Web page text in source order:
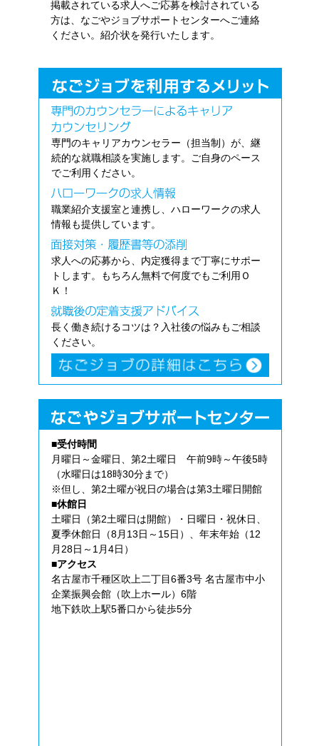
掲載されている求人へご応募を検討されている
方は、なごやジョブサポートセンターへご連絡
ください。紹介状を発行いたします。
専門のキャリアカウンセラー（担当制）が、継
続的な就職相談を実施します。ご自身のペース
でご利用ください。
職業紹介支援室と連携し、ハローワークの求人
情報も提供しています。
求人への応募から、内定獲得まで丁寧にサポー
トします。もちろん無料で何度でもご利用Ｏ
Ｋ！
長く働き続けるコツは？入社後の悩みもご相談
ください。
■受付時間
月曜日～金曜日、第2土曜日 午前9時～午後5時
（水曜日は18時30分まで）
※但し、第2土曜が祝日の場合は第3土曜日開館
■休館日
土曜日（第2土曜日は開館）・日曜日・祝休日、
夏季休館日（8月13日～15日）、年末年始（12
月28日～1月4日）
■アクセス
名古屋市千種区吹上二丁目6番3号 名古屋市中小
企業振興会館（吹上ホール）6階
地下鉄吹上駅5番口から徒歩5分